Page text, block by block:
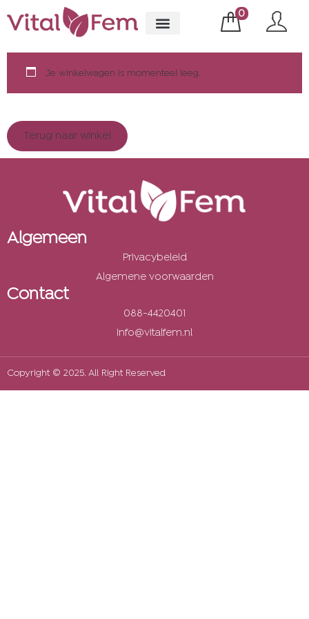
0
Je winkelwagen is momenteel leeg.
Terug naar winkel
Algemeen
Privacybeleid
Algemene voorwaarden
Contact
088-4420401
info@vitalfem.nl
Copyright © 2025. All Right Reserved